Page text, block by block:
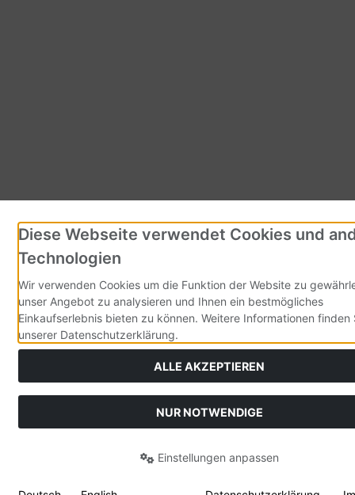
Diese Webseite verwendet Cookies und
Technologien
Wir verwenden Cookies um die Funktion der Website zu
unser Angebot zu analysieren und Ihnen ein bestmögliches
Einkaufserlebnis bieten zu können. Weitere Informationen finden
unserer Datenschutzerklärung.
ALLE AKZEPTIEREN
NUR NOTWENDIGE
Einstellungen anpassen